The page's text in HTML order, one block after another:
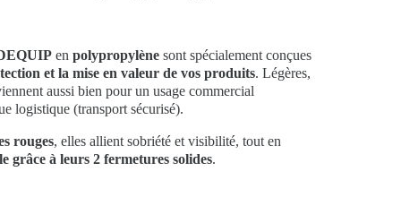
en polypropylène sont spécialement conçues
et la mise en valeur de vos produits. Légères,
aussi bien pour un usage commercial
logistique (transport sécurisé).
rouges, elles allient sobriété et visibilité, tout en
grâce à leurs 2 fermetures solides.